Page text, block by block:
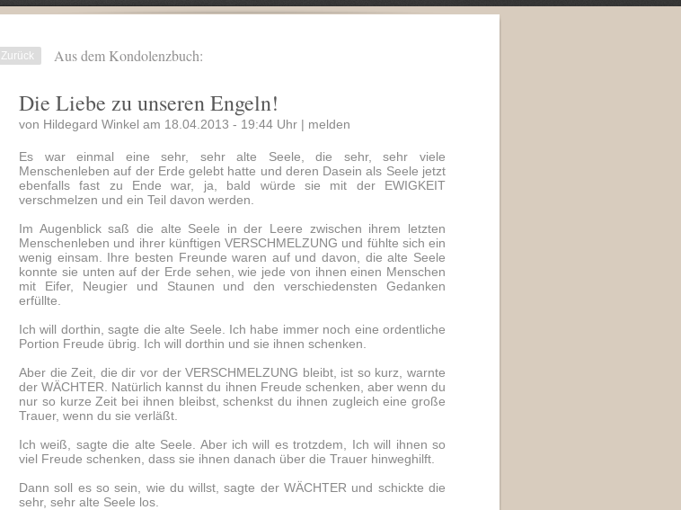
Zurück Aus dem Kondolenzbuch:
Die Liebe zu unseren Engeln!
von Hildegard Winkel am 18.04.2013 - 19:44 Uhr | melden
Es war einmal eine sehr, sehr alte Seele, die sehr, sehr viele
Menschenleben auf der Erde gelebt hatte und deren Dasein als Seele jetzt
ebenfalls fast zu Ende war, ja, bald würde sie mit der EWIGKEIT
verschmelzen und ein Teil davon werden.
Im Augenblick saß die alte Seele in der Leere zwischen ihrem letzten
Menschenleben und ihrer künftigen VERSCHMELZUNG und fühlte sich ein
wenig einsam. Ihre besten Freunde waren auf und davon, die alte Seele
konnte sie unten auf der Erde sehen, wie jede von ihnen einen Menschen
mit Eifer, Neugier und Staunen und den verschiedensten Gedanken
erfüllte.
Ich will dorthin, sagte die alte Seele. Ich habe immer noch eine ordentliche
Portion Freude übrig. Ich will dorthin und sie ihnen schenken.
Aber die Zeit, die dir vor der VERSCHMELZUNG bleibt, ist so kurz, warnte
der WÄCHTER. Natürlich kannst du ihnen Freude schenken, aber wenn du
nur so kurze Zeit bei ihnen bleibst, schenkst du ihnen zugleich eine große
Trauer, wenn du sie verläßt.
Ich weiß, sagte die alte Seele. Aber ich will es trotzdem, Ich will ihnen so
viel Freude schenken, dass sie ihnen danach über die Trauer hinweghilft.
Dann soll es so sein, wie du willst, sagte der WÄCHTER und schickte die
sehr, sehr alte Seele los.